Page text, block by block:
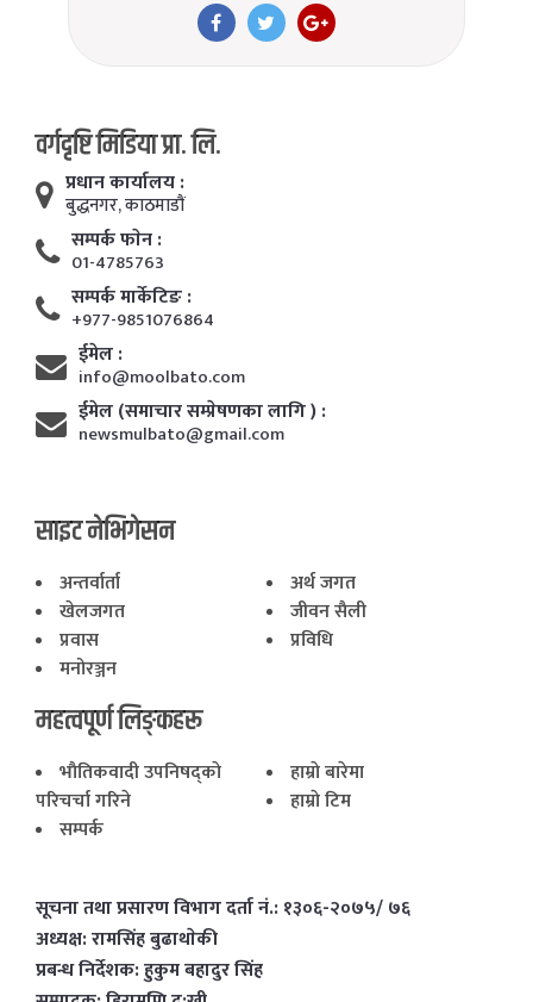
वर्गदृष्टि मिडिया प्रा. लि.
प्रधान कार्यालय :
बुद्धनगर, काठमाडाैं
सम्पर्क फाेन :
01-4785763
सम्पर्क मार्केटिङ :
+977-9851076864
ईमेल :
info@moolbato.com
ईमेल (समाचार सम्प्रेषणका लागि ) :
newsmulbato@gmail.com
साइट नेभिगेसन
अन्तर्वार्ता
अर्थ जगत
खेलजगत
जीवन सैली
प्रवास
प्रविधि
मनोरञ्जन
महत्वपूर्ण लिङ्कहरू
भाैतिकवादी उपनिषद्काे
परिचर्चा गरिने
हाम्राे बारेमा
हाम्राे टिम
सम्पर्क
सूचना तथा प्रसारण विभाग दर्ता नं.: १३०६-२०७५/ ७६
अध्यक्ष: रामसिंह बुढाथाेकी
प्रबन्ध निर्देशक: हुकुम बहादुर सिंह